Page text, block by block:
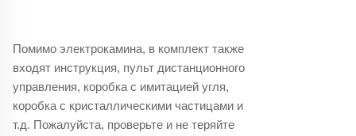
Помимо электрокамина, в комплект также
входят инструкция, пульт дистанционного
управления, коробка с имитацией угля,
коробка с кристаллическими частицами и
т.д. Пожалуйста, проверьте и не теряйте